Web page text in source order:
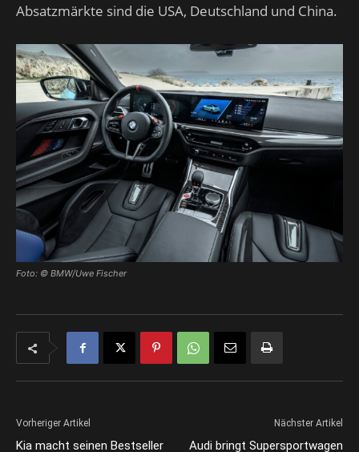
Absatzmärkte sind die USA, Deutschland und China.
Foto: © BMW/Uwe Fischer
Vorheriger Artikel
Kia macht seinen Bestseller
Nächster Artikel
Audi bringt Supersportwagen